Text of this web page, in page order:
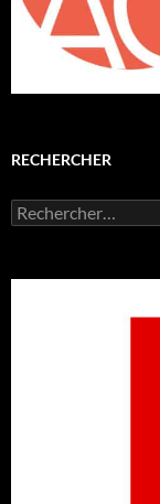
RECHERCHER
Rechercher :